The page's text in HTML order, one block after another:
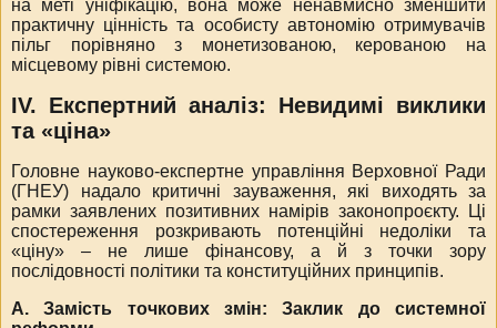
на меті уніфікацію, вона може ненавмисно зменшити
практичну цінність та особисту автономію отримувачів
пільг порівняно з монетизованою, керованою на
місцевому рівні системою.
ІV. Експертний аналіз: Невидимі виклики
та «ціна»
Головне науково-експертне управління Верховної Ради
(ГНЕУ) надало критичні зауваження, які виходять за
рамки заявлених позитивних намірів законопроєкту. Ці
спостереження розкривають потенційні недоліки та
«ціну» – не лише фінансову, а й з точки зору
послідовності політики та конституційних принципів.
А. Замість точкових змін: Заклик до системної